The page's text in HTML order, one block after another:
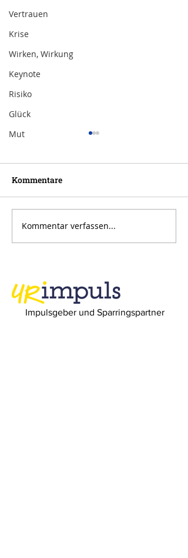
Vertrauen
Krise
Wirken, Wirkung
Keynote
Risiko
Glück
Mut
Inspiration zur Woche
11/2024
Kommentare
Kommentar verfassen...
Impulsgeber und Sparringspartner